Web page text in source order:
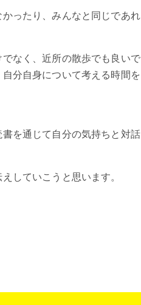
ったり、みんなと同じであれ
なく、近所の散歩でも良いで
分自身について考える時間を
を通じて自分の気持ちと対話
していこうと思います。